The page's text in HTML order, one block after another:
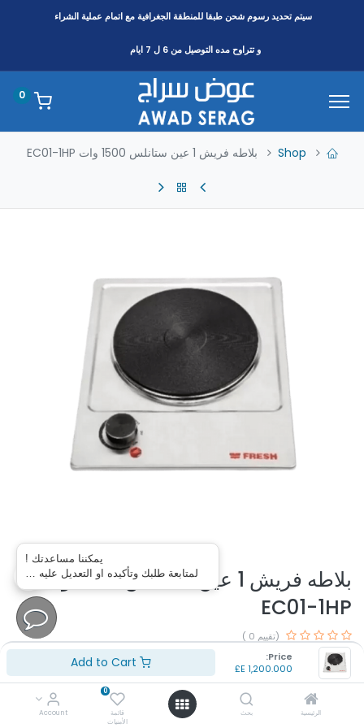
Price:
1,200.000
الرئيسية بحث
0
قائمة
الأمنيات
Account
سيتم تحديد رسوم شحن طبقا للمنطقةالجغرافية مع اتمام عملية الشراء
و تتراوح مده التوصيل من 6 ل 7 ايام
0
Shop بلاطه فريش 1 عين ستانلس 1500 وات EC01-1HP
بلاطه فريش 1 عين ستانلس 1500 وات
EC01-1HP
(تقييم 0 )
رقم الموديل : EC01-1HP
القدرة الكهربائية : 1500 وات
بلد المنشأ : مصر
الضمان: سنه
يمكننا مساعدتك !
لمتابعة طلبك وتأكيده او التعديل عليه …